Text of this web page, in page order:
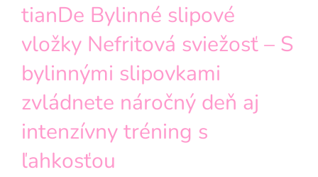
tianDe Bylinné slipové
vložky Nefritová sviežosť – S
bylinnými slipovkami
zvládnete náročný deň aj
intenzívny tréning s
ľahkosťou